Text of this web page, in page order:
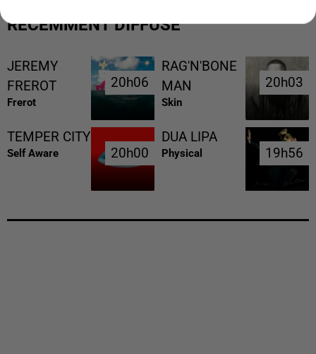
RÉCEMMENT DIFFUSÉ
JEREMY
FREROT
Frerot
20h06
20h06
RAG'N'BONE
MAN
Skin
20h03
20h03
TEMPER CITY
Self Aware 20h00
20h00
DUA LIPA
Physical 19h56
19h56